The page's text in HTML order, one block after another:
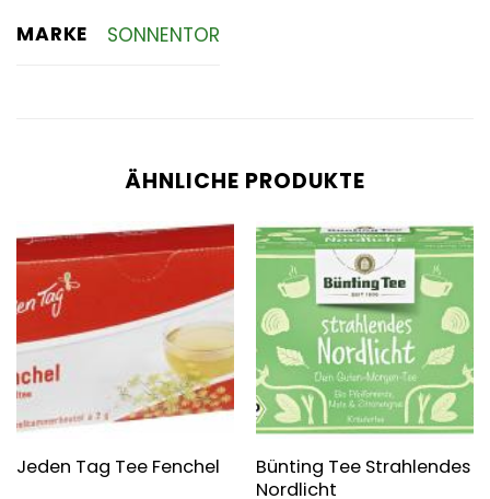
MARKE SONNENTOR
ÄHNLICHE PRODUKTE
Jeden Tag Tee Fenchel
Bünting Tee Strahlendes
Nordlicht